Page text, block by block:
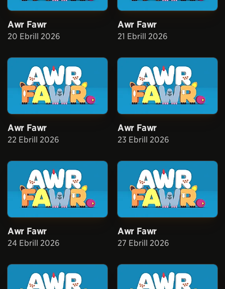
Awr Fawr
20 Ebrill 2026
Awr Fawr
21 Ebrill 2026
Awr Fawr
22 Ebrill 2026
Awr Fawr
23 Ebrill 2026
Awr Fawr
24 Ebrill 2026
Awr Fawr
27 Ebrill 2026